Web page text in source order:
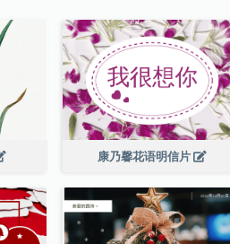
康乃馨花语明信片